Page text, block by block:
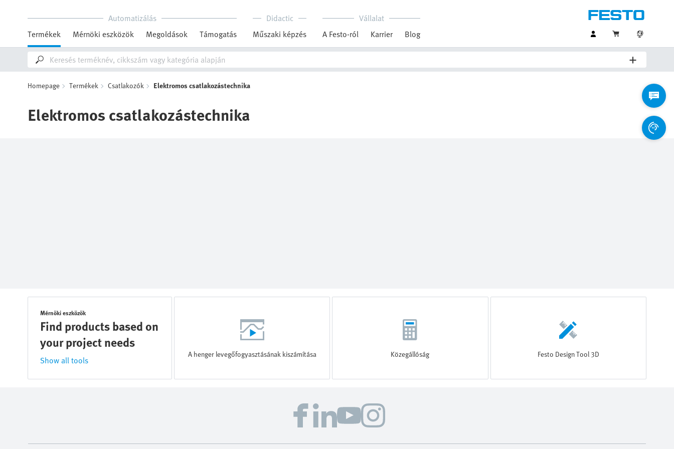
Automatizálás
Termékek
Mérnöki eszközök Megoldások Támogatás
Didactic
Műszaki képzés
Vállalat
A Festo-ról
Karrier Blog
Homepage Termékek Csatlakozók Elektromos csatlakozástechnika
Elektromos csatlakozástechnika
Mérnöki eszközök
Find products based on
your project needs
Show all tools
A henger levegőfogyasztásának kiszámítása Közegállóság Festo Design Tool 3D